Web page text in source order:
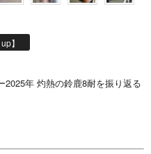
】
年 灼熱の鈴鹿8耐を振り返る